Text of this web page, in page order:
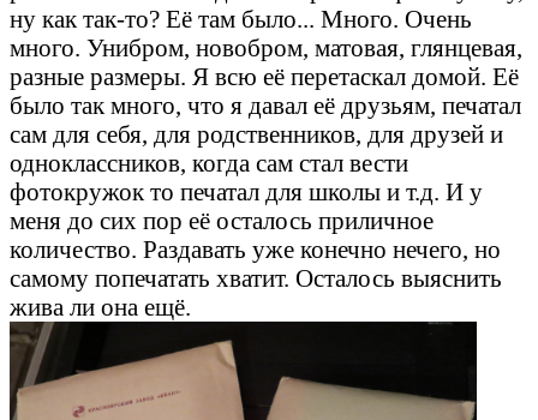
ну как так-то? Её там было... Много. Очень
много. Унибром, новобром, матовая, глянцевая,
разные размеры. Я всю её перетаскал домой. Её
было так много, что я давал её друзьям, печатал
сам для себя, для родственников, для друзей и
одноклассников, когда сам стал вести
фотокружок то печатал для школы и т.д. И у
меня до сих пор её осталось приличное
количество. Раздавать уже конечно нечего, но
самому попечатать хватит. Осталось выяснить
жива ли она ещё.